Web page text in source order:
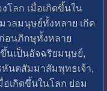
โลก เมื่อเกิดขึ้นใน
วลมนุษย์ทั้งหลาย เกิด
อนภิกษุทั้งหลาย
นเป็นอัจฉริยมนุษย์,
นตสัมมาสัมพุทธเจ้า,
เกิดขึ้นในโลก ย่อม